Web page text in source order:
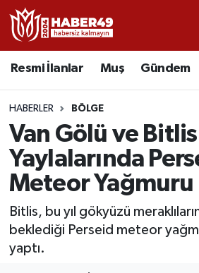
Resmi İlanlar Muş Gündem
HABERLER BÖLGE
Van Gölü ve Bitlis
Yaylalarında
Meteor
Bitlis, bu yıl gökyüzü
beklediği Perseid meteor
yaptı.
Resmi İlanlar
Asayiş
Bölge
Eğitim
Sağlık
Uşak Nöbetçi Eczaneler
Uşak Hava Durumu
Uşak Namaz Vakitleri
Uşak Trafik Yoğunluk
TFF 2.Lig Kırmızı Grup
Tüm Manşetler